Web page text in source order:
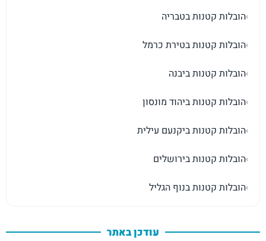
›הובלות קטנות בטבריה
›הובלות קטנות בטירת כרמל
›הובלות קטנות ביבנה
›הובלות קטנות ביהוד מונסון
›הובלות קטנות ביקנעם עילית
›הובלות קטנות בירושלים
›הובלות קטנות בנוף הגליל
עודכן באתר